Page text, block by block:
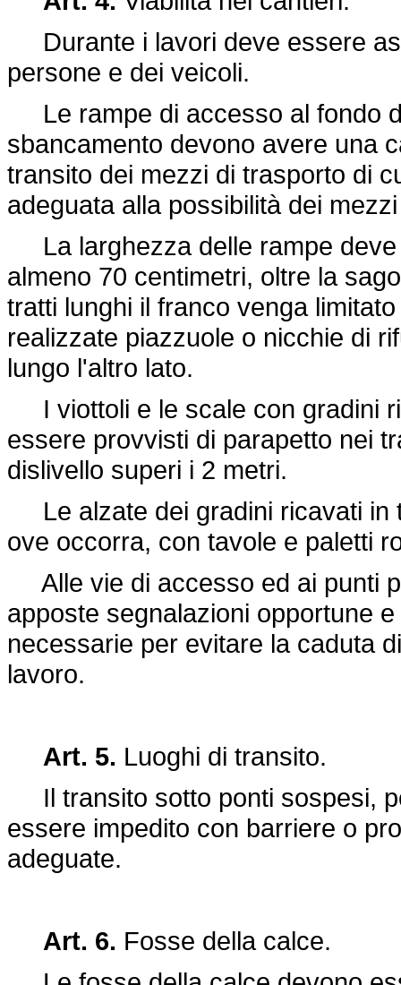
Durante i lavori deve essere
persone e dei veicoli.
Le rampe di accesso al fondo
sbancamento devono avere una
transito dei mezzi di trasporto di
adeguata alla possibilità dei
La larghezza delle rampe deve
almeno 70 centimetri, oltre la
tratti lunghi il franco venga
realizzate piazzuole o nicchie di
lungo l'altro lato.
I viottoli e le scale con gradini
essere provvisti di parapetto nei
dislivello superi i 2 metri.
Le alzate dei gradini ricavati in
ove occorra, con tavole e paletti
Alle vie di accesso ed ai punti
apposte segnalazioni opportune
necessarie per evitare la caduta
lavoro.
Art. 5. Luoghi di transito.
Il transito sotto ponti sospesi,
essere impedito con barriere o
adeguate.
Art. 6. Fosse della calce.